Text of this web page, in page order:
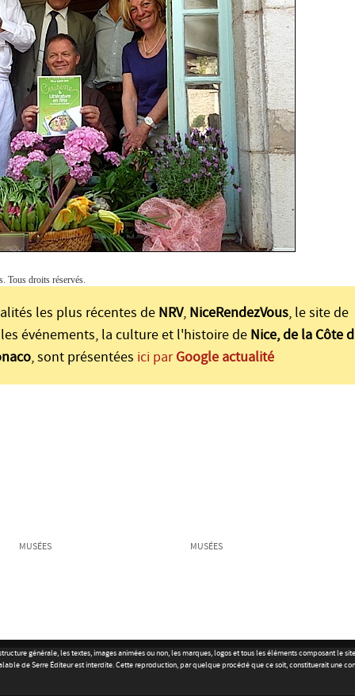
Tous droits réservés.
les plus récentes de NRV, NiceRendezVous, le site de
événements, la culture et l'histoire de Nice, de la Côte
, sont présentées ici par Google actualité
MUSÉES MUSÉES
générale, les textes, images animées ou non, les marques, logos et tous les éléments composant le
de Serre Éditeur est interdite. Cette reproduction, par quelque procédé que ce soit, constituerait une